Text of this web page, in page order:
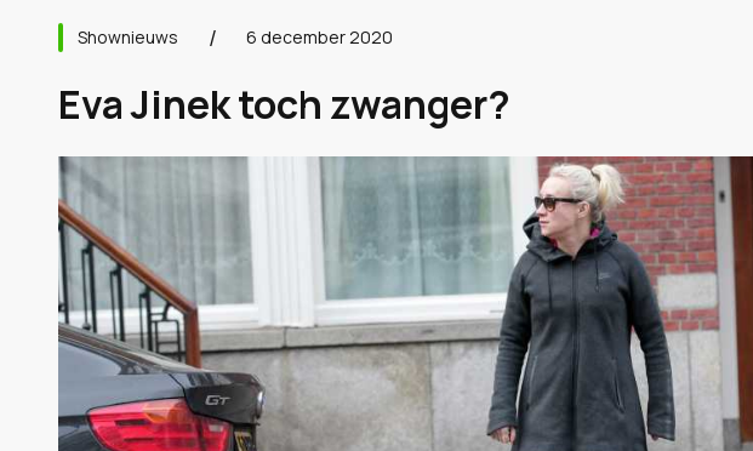
Shownieuws 6 december 2020
Eva Jinek toch zwanger?